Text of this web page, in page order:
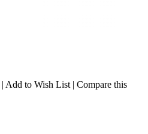
| Add to Wish List | Compare this